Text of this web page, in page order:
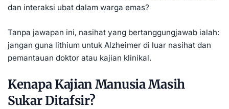
dan interaksi ubat dalam warga emas?
Tanpa jawapan ini, nasihat yang bertanggungjawab ialah:
jangan guna lithium untuk Alzheimer di luar nasihat dan
pemantauan doktor atau kajian klinikal.
Kenapa Kajian Manusia Masih
Sukar Ditafsir?